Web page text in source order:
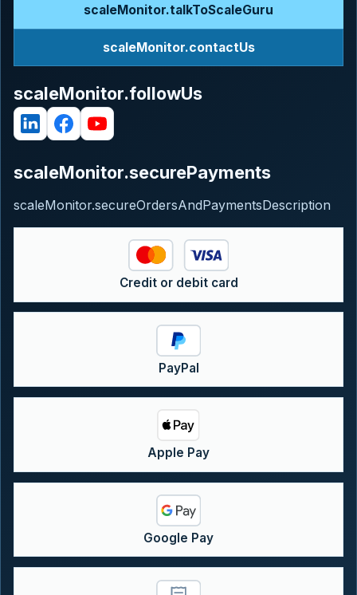
scaleMonitor.talkToScaleGuru
scaleMonitor.contactUs
scaleMonitor.followUs
scaleMonitor.securePayments
scaleMonitor.secureOrdersAndPaymentsDescription
Credit or debit card
PayPal
Apple Pay
Google Pay